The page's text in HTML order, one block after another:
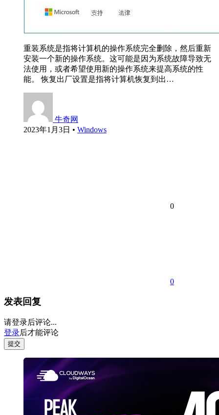
重装系统是指将计算机的操作系统完全删除，然后重新
安装一个新的操作系统。这可能是因为系统故障导致无
法使用，或者希望使用新的操作系统来提高系统的性
能。 恢复出厂设置是指将计算机恢复到出…
牛奇网
2023年1月3日 • Windows
0
0
发表回复
请登录后评论...
登录后才能评论
提交